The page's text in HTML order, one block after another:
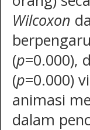
Wilcoxon
(p=0.000),
(p=0.000)
animasi
dalam